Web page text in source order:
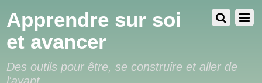
Apprendre sur soi
et avancer
Des outils pour être, se construire et aller de